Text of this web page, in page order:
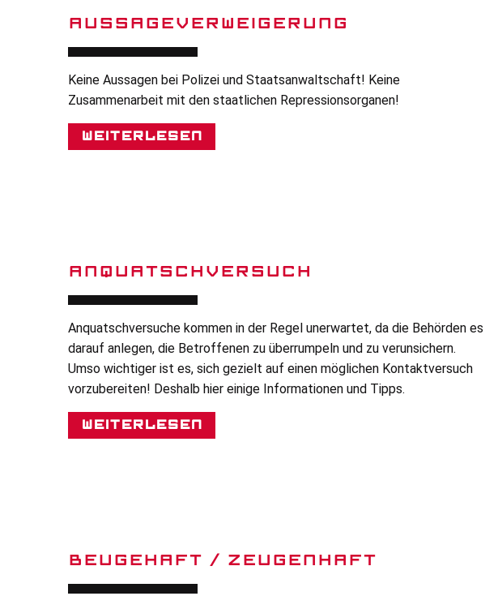
AUSSAGEVERWEIGERUNG
Keine Aussagen bei Polizei und Staatsanwaltschaft! Keine
Zusammenarbeit mit den staatlichen Repressionsorganen!
Weiterlesen
ANQUATSCHVERSUCH
Anquatschversuche kommen in der Regel unerwartet, da die Behörden es
darauf anlegen, die Betroffenen zu überrumpeln und zu verunsichern.
Umso wichtiger ist es, sich gezielt auf einen möglichen Kontaktversuch
vorzubereiten! Deshalb hier einige Informationen und Tipps.
Weiterlesen
BEUGEHAFT / ZEUGENHAFT